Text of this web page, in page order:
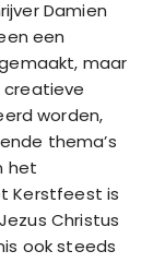
Damien
een
maar
creatieve
worden,
thema’s
het
Kerstfeest is
Christus
ook steeds